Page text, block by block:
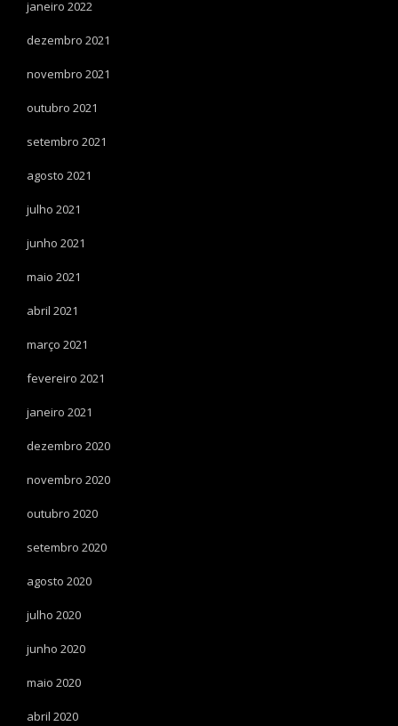
janeiro 2022
dezembro 2021
novembro 2021
outubro 2021
setembro 2021
agosto 2021
julho 2021
junho 2021
maio 2021
abril 2021
março 2021
fevereiro 2021
janeiro 2021
dezembro 2020
novembro 2020
outubro 2020
setembro 2020
agosto 2020
julho 2020
junho 2020
maio 2020
abril 2020